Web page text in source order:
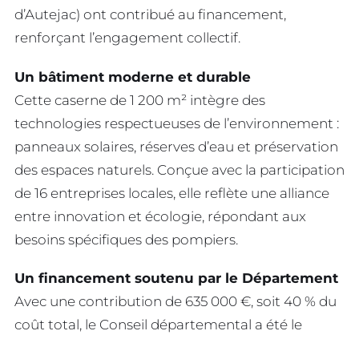
d’Autejac) ont contribué au financement,
renforçant l’engagement collectif.
Un bâtiment moderne et durable
Cette caserne de 1 200 m² intègre des
technologies respectueuses de l’environnement :
panneaux solaires, réserves d’eau et préservation
des espaces naturels. Conçue avec la participation
de 16 entreprises locales, elle reflète une alliance
entre innovation et écologie, répondant aux
besoins spécifiques des pompiers.
Un financement soutenu par le Département
Avec une contribution de 635 000 €, soit 40 % du
coût total, le Conseil départemental a été le